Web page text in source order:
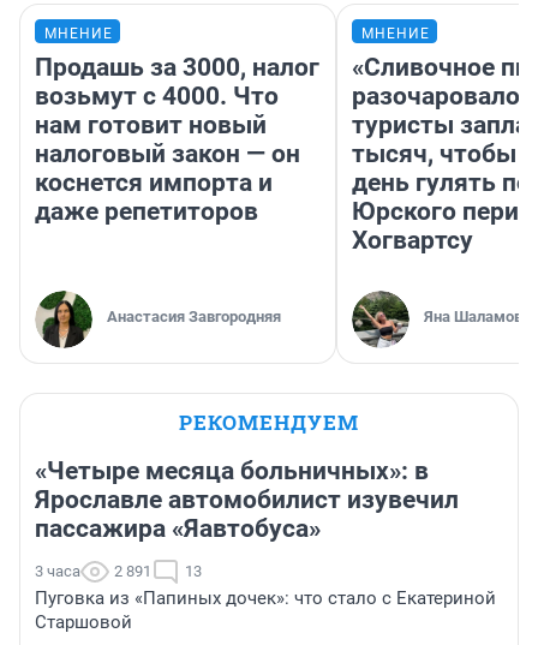
МНЕНИЕ
Продашь за 3000, налог
возьмут с 4000. Что
нам готовит новый
налоговый закон — он
коснется импорта и
даже репетиторов
Анастасия Завгородняя
МНЕНИЕ
«Сливочное
разочаровало»:
туристы
тысяч, чтобы
день гулять по
Юрского
Хогвартсу
Яна Шаламова
РЕКОМЕНДУЕМ
«Четыре месяца больничных»: в
Ярославле автомобилист изувечил
пассажира «Яавтобуса»
3 часа 2 891 13
Пуговка из «Папиных дочек»: что стало с Екатериной
Старшовой